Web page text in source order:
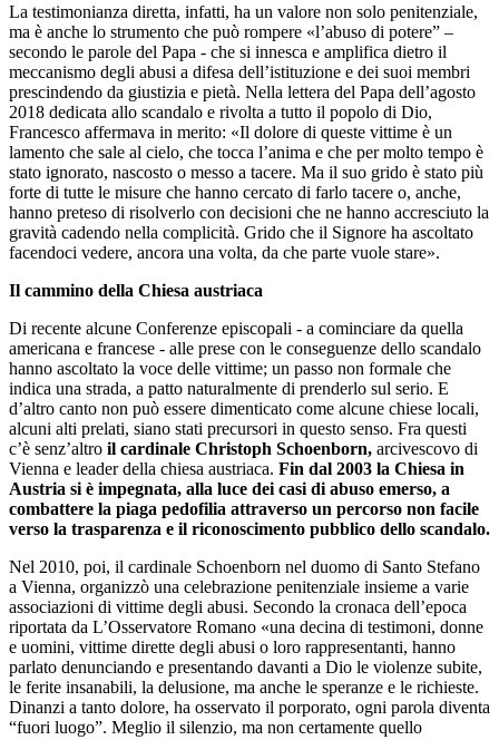
La testimonianza diretta, infatti, ha un valore non solo penitenziale,
ma è anche lo strumento che può rompere «l’abuso di potere” –
secondo le parole del Papa - che si innesca e amplifica dietro il
meccanismo degli abusi a difesa dell’istituzione e dei suoi membri
prescindendo da giustizia e pietà. Nella lettera del Papa dell’agosto
2018 dedicata allo scandalo e rivolta a tutto il popolo di Dio,
Francesco affermava in merito: «Il dolore di queste vittime è un
lamento che sale al cielo, che tocca l’anima e che per molto tempo è
stato ignorato, nascosto o messo a tacere. Ma il suo grido è stato più
forte di tutte le misure che hanno cercato di farlo tacere o, anche,
hanno preteso di risolverlo con decisioni che ne hanno accresciuto la
gravità cadendo nella complicità. Grido che il Signore ha ascoltato
facendoci vedere, ancora una volta, da che parte vuole stare».
Il cammino della Chiesa austriaca
Di recente alcune Conferenze episcopali - a cominciare da quella
americana e francese - alle prese con le conseguenze dello scandalo
hanno ascoltato la voce delle vittime; un passo non formale che
indica una strada, a patto naturalmente di prenderlo sul serio. E
d’altro canto non può essere dimenticato come alcune chiese locali,
alcuni alti prelati, siano stati precursori in questo senso. Fra questi
c’è senz’altro il cardinale Christoph Schoenborn, arcivescovo di
Vienna e leader della chiesa austriaca. Fin dal 2003 la Chiesa in
Austria si è impegnata, alla luce dei casi di abuso emerso, a
combattere la piaga pedofilia attraverso un percorso non facile
verso la trasparenza e il riconoscimento pubblico dello scandalo.
Nel 2010, poi, il cardinale Schoenborn nel duomo di Santo Stefano
a Vienna, organizzò una celebrazione penitenziale insieme a varie
associazioni di vittime degli abusi. Secondo la cronaca dell’epoca
riportata da L’Osservatore Romano «una decina di testimoni, donne
e uomini, vittime dirette degli abusi o loro rappresentanti, hanno
parlato denunciando e presentando davanti a Dio le violenze subite,
le ferite insanabili, la delusione, ma anche le speranze e le richieste.
Dinanzi a tanto dolore, ha osservato il porporato, ogni parola diventa
“fuori luogo”. Meglio il silenzio, ma non certamente quello